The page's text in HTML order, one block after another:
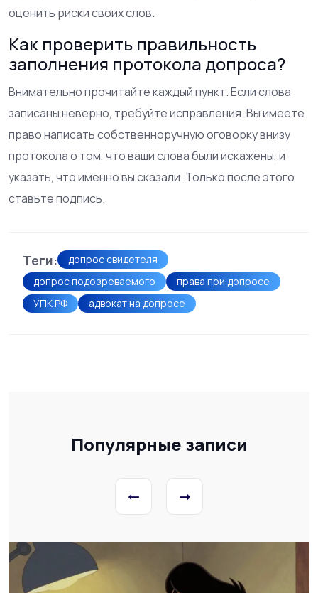
оценить риски своих слов.
Как проверить правильность
заполнения протокола допроса?
Внимательно прочитайте каждый пункт. Если слова
записаны неверно, требуйте исправления. Вы имеете
право написать собственноручную оговорку внизу
протокола о том, что ваши слова были искажены, и
указать, что именно вы сказали. Только после этого
ставьте подпись.
Теги:
допрос свидетеля
допрос подозреваемого
права при допросе
УПК РФ
адвокат на допросе
Популярные записи